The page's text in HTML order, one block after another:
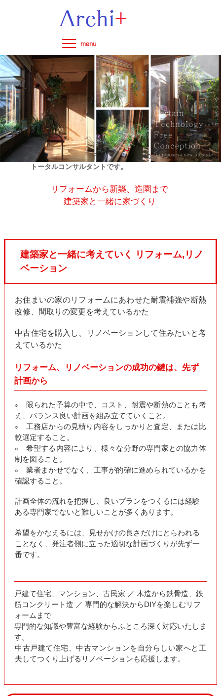
アーキプラス総合計画事務所は住まいづくりの
トータルコンサルタントです。
リフォームから新築、造園まで
建築家と一緒に家づくり
建築家と一緒に考えていく リフォーム,リノ
ベーション
お住まいの家のリフォームにあわせた耐震補強や断熱
改修、間取りの変更を考えているかた
中古住宅を購入し、リノベーションして住みたいと考
えているかた
リフォーム、リノベーションの成功の鍵は、先ず
計画から
○
限られた予算の中で、コスト、耐震や断熱のことも考
え、バランス良い計画を組み立てていくこと。
○
工務店からの見積り内容をしっかりと査定、または比
較選定すること。
○
希望する内容により、様々な分野の専門家との協力体
制を図ること。
○
業者まかせでなく、工事が的確に進められているかを
確認すること。
計画全体の流れを把握し、良いプランをつくるには経験
ある専門家でないと難しいことが多くあります。
希望をかなえるには、見せかけの良さだけにとらわれる
ことなく、発注者側に立った適切な計画づくりが先ず一
番です。
戸建て住宅、マンション、古民家 ／ 木造から鉄骨造、鉄
筋コンクリート造 ／ 専門的な解決からDIYを楽しむリフ
ォームまで
専門的な知識や豊富な経験からふところ深く対応いたしま
す。
中古戸建て住宅、中古マンションを自分らしい家へと工
夫してつくり上げるリノベーションも応援します。